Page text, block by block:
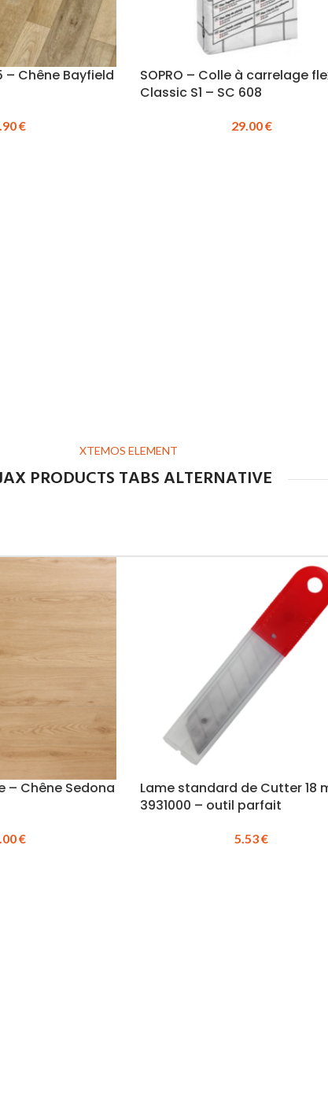
– Chêne Bayfield
€
SOPRO – Colle à carrelage
Classic S1 – SC 608
29.00€
XTEMOS ELEMENT
PRODUCTS TABS ALTERNATIVE
– Chêne Sedona
€
Lame standard de Cutter 18
3931000 – outil parfait
5.53€